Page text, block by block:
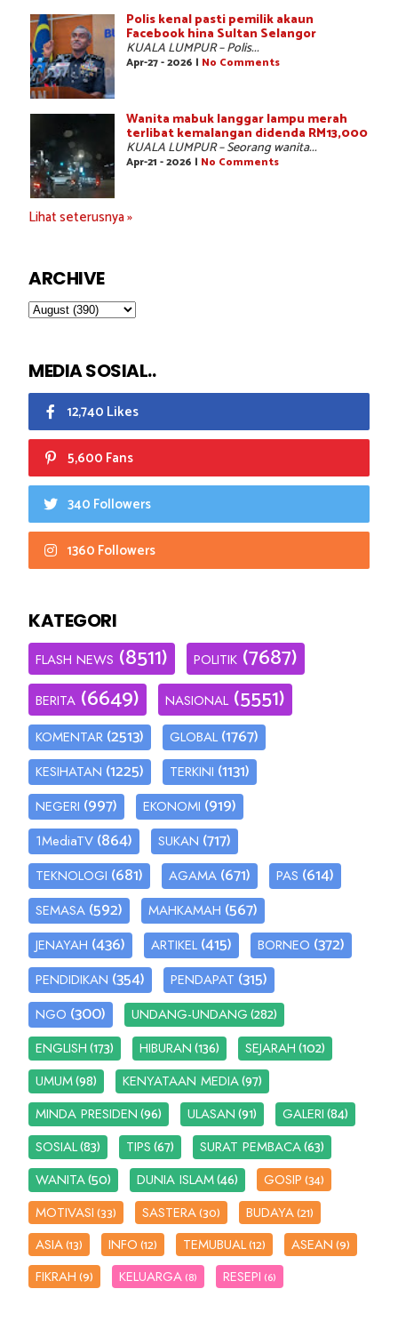
Polis kenal pasti pemilik akaun
Facebook hina Sultan Selangor
KUALA LUMPUR – Polis...
Apr-27 - 2026 | No Comments
Wanita mabuk langgar lampu merah
terlibat kemalangan didenda RM13,000
KUALA LUMPUR – Seorang wanita...
Apr-21 - 2026 | No Comments
Lihat seterusnya »
ARCHIVE
MEDIA SOSIAL..
12,740 Likes
5,600 Fans
340 Followers
1360 Followers
KATEGORI
FLASH NEWS (8511) POLITIK (7687)
BERITA (6649) NASIONAL (5551)
KOMENTAR (2513) GLOBAL (1767)
KESIHATAN (1225) TERKINI (1131)
NEGERI (997) EKONOMI (919)
1MediaTV (864) SUKAN (717)
TEKNOLOGI (681) AGAMA (671) PAS (614)
SEMASA (592) MAHKAMAH (567)
JENAYAH (436) ARTIKEL (415) BORNEO (372)
PENDIDIKAN (354) PENDAPAT (315)
NGO (300) UNDANG-UNDANG(282)
ENGLISH(173) HIBURAN(136) SEJARAH(102)
UMUM(98) KENYATAAN MEDIA(97)
MINDA PRESIDEN(96) ULASAN(91) GALERI(84)
SOSIAL(83) TIPS(67) SURAT PEMBACA(63)
WANITA(50) DUNIA ISLAM(46) GOSIP(34)
MOTIVASI(33) SASTERA(30) BUDAYA(21)
ASIA(13) INFO(12) TEMUBUAL(12) ASEAN(9)
FIKRAH(9) KELUARGA (8) RESEPI (6)